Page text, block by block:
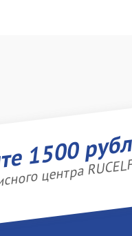
1500
центра